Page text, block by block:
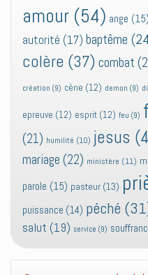
amour (54) ange (15)
autorité (17) baptême
colère (37) combat
création (9) cène (12) demon (9)
epreuve (12) esprit (12) feu (9)
(21) humilité (10) jesus
mariage (22) ministère (11)
parole (15) pasteur (13)
puissance (14) péché
salut (19) service (9)